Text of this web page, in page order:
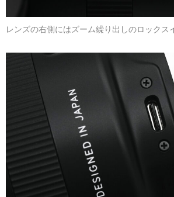
レンズの右側にはズーム繰り出しのロックス